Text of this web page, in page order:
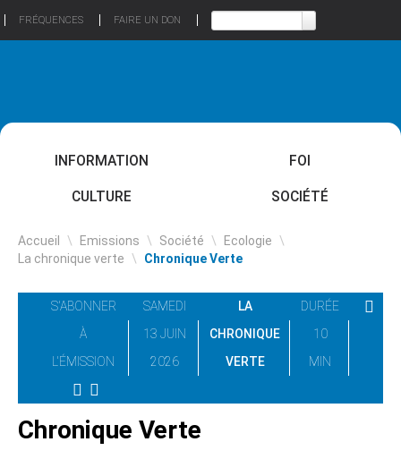
FRÉQUENCES FAIRE UN DON
INFORMATION FOI
CULTURE SOCIÉTÉ
Accueil \ Emissions \ Société \ Ecologie \
La chronique verte \ Chronique Verte
S'ABONNER
À
L'ÉMISSION
SAMEDI
13 JUIN
2026
LA
CHRONIQUE
VERTE
DURÉE
10
MIN
Chronique Verte